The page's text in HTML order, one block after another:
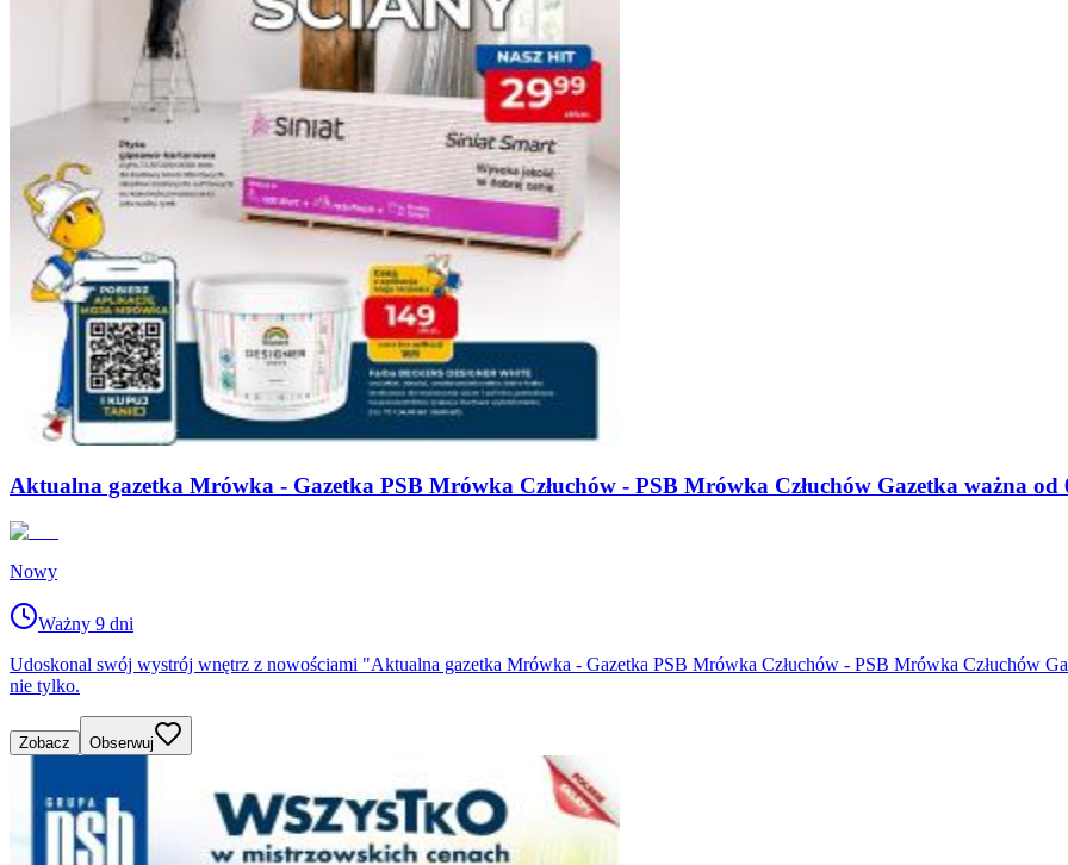
Aktualna gazetka Mrówka - Gazetka PSB Mrówka Człuchów - PSB Mrówka Człuchów Gazetka ważna od
Nowy
Ważny 9 dni
Udoskonal swój wystrój wnętrz z nowościami "Aktualna gazetka Mrówka - Gazetka PSB Mrówka Człuchów - PSB Mrówka Człuchów
nie tylko.
Zobacz Obserwuj